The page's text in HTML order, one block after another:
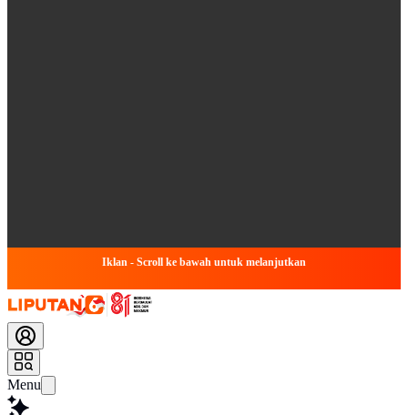
Iklan - Scroll ke bawah untuk melanjutkan
Menu